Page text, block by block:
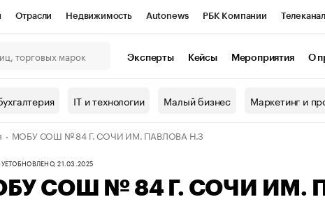
Отрасли Недвижимость Autonews РБК Компании Телеканал
Проверка контрагентов
валюты
Эксперты Кейсы Мероприятия О
IT и технологии Малый бизнес Маркетинг и
МОБУ СОШ № 84 Г. СОЧИ ИМ. ПАВЛОВА Н.З
ОБНОВЛЕНО, 21.03.2025
СОШ № 84 Г. СОЧИ ИМ.